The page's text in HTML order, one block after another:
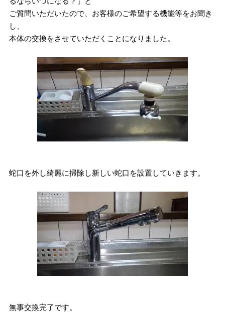
ご質問いただいたので、お客様のご希望する機能等をお聞き
し、
本体の交換をさせていただくことになりました。
蛇口を外し綺麗に掃除し新しい蛇口を設置していきます。
無事交換完了です。